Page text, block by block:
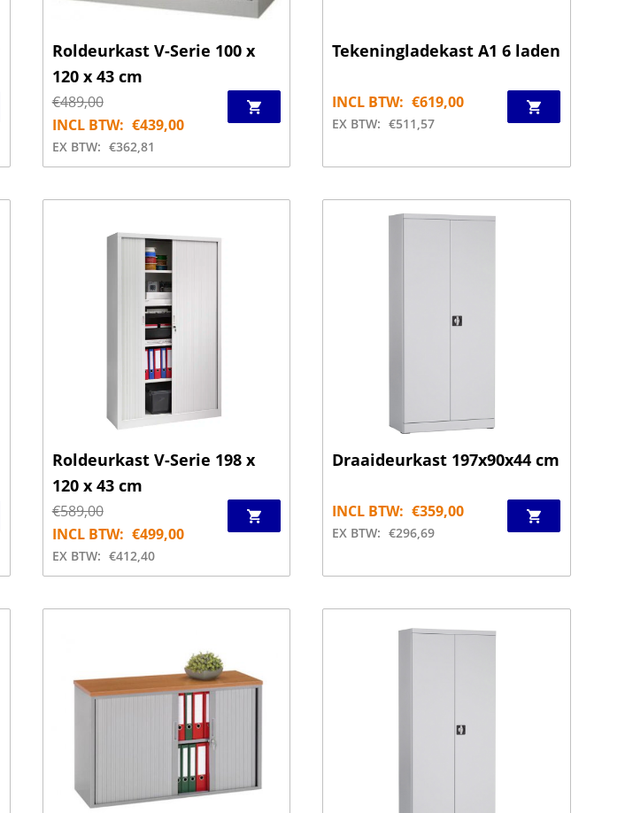
Roldeurkast V-Serie 100 x
120 x 43 cm
€489,00
INCL BTW: €439,00
EX BTW: €362,81
Tekeningladekast A1 6 laden
INCL BTW: €619,00
EX BTW: €511,57
Roldeurkast V-Serie 198 x
120 x 43 cm
€589,00
INCL BTW: €499,00
EX BTW: €412,40
Draaideurkast 197x90x44 cm
INCL BTW: €359,00
EX BTW: €296,69